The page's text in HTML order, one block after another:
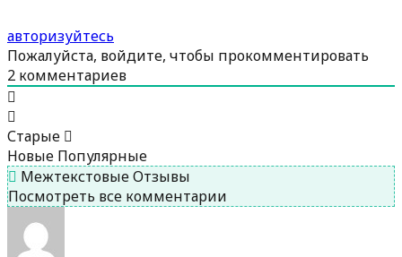
авторизуйтесь
Пожалуйста, войдите, чтобы прокомментировать
2 комментариев
Старые
Новые Популярные
Межтекстовые Отзывы
Посмотреть все комментарии